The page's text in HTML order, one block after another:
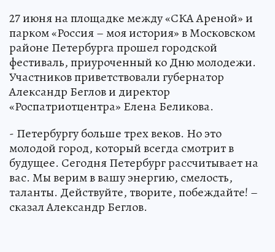
27 июня на площадке между «СКА Ареной» и
парком «Россия – моя история» в Московском
районе Петербурга прошел городской
фестиваль, приуроченный ко Дню молодежи.
Участников приветствовали губернатор
Александр Беглов и директор
«Роспатриотцентра» Елена Беликова.
- Петербургу больше трех веков. Но это
молодой город, который всегда смотрит в
будущее. Сегодня Петербург рассчитывает на
вас. Мы верим в вашу энергию, смелость,
таланты. Действуйте, творите, побеждайте! –
сказал Александр Беглов.